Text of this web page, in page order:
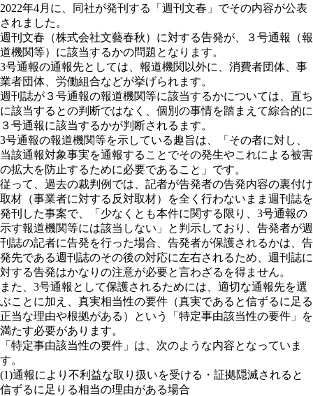
2022年4月に、同社が発刊する「週刊文春」でその内容が公表
されました。
週刊文春（株式会社文藝春秋）に対する告発が、３号通報（報
道機関等）に該当するかの問題となります。
3号通報の通報先としては、報道機関以外に、消費者団体、事
業者団体、労働組合などが挙げられます。
週刊誌が３号通報の報道機関等に該当するかについては、直ち
に該当するとの判断ではなく、個別の事情を踏まえて綜合的に
３号通報に該当するかが判断されるます。
3号通報の報道機関等を示している趣旨は、「その者に対し、
当該通報対象事実を通報することでその発生やこれによる被害
の拡大を防止するために必要であること」です。
従って、過去の裁判例では、記者が告発者の告発内容の裏付け
取材（事業者に対する反対取材）を全く行わないまま週刊誌を
発刊した事案で、「少なくとも本件に関する限り、3号通報の
示す報道機関等には該当しない」と判示しており、告発者が週
刊誌の記者に告発を行った場合、告発者が保護されるかは、告
発先である週刊誌のその後の対応に左右されるため、週刊誌に
対する告発はかなりの注意が必要と言わざるを得ません。
また、3号通報として保護されるためには、適切な通報先を選
ぶことに加え、真実相当性の要件（真実であると信ずるに足る
正当な理由や根拠がある）という「特定事由該当性の要件」を
満たす必要があります。
「特定事由該当性の要件」は、次のような内容となっていま
す。
(1)通報により不利益な取り扱いを受ける・証拠隠滅されると
信ずるに足りる相当の理由がある場合